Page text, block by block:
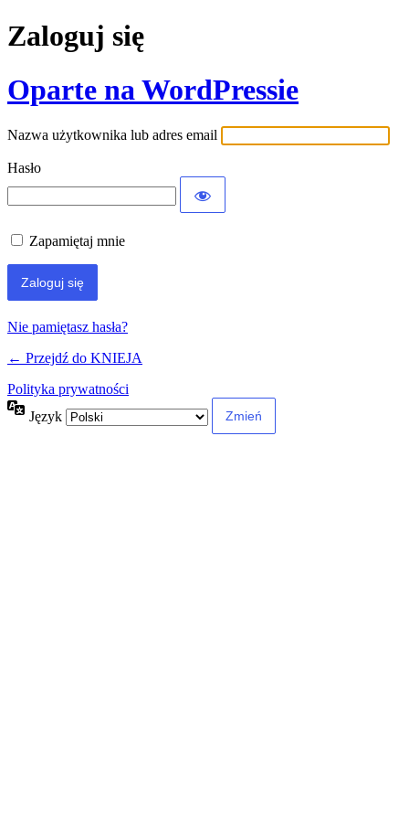
Zaloguj się
Oparte na WordPressie
Nazwa użytkownika lub adres email
Hasło
Zapamiętaj mnie
Nie pamiętasz hasła?
← Przejdź do KNIEJA
Polityka prywatności
Język